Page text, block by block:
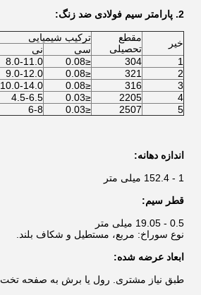
2. پارامتر سیم فولادی ضد زنگ:
خیر
مقطع
تحصیلی
ترکیب شیمیایی
سی
نی
1
304
≤0.08
8.0-11.0
2
321
≤0.08
9.0-12.0
3
316
≤0.08
10.0-14.0
4
2205
≤0.03
4.5-6.5
5
2507
≤0.03
6-8
اندازه دهانه:
1 - 152.4 میلی متر
قطر سیم:
0.5 - 19.05 میلی متر
نوع سوراخ: مربع، مستطیل و شکاف بلند.
ابعاد عرضه شده:
طبق نیاز مشتری. رول یا برش به صفحه تخت